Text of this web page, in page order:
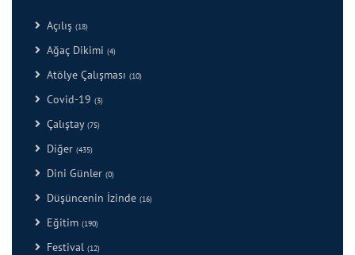
Açılış (18)
Ağaç Dikimi (4)
Atölye Çalışması (10)
Covid-19 (3)
Çalıştay (75)
Diğer (435)
Dini Günler (0)
Düşüncenin İzinde (16)
Eğitim (190)
Festival (12)